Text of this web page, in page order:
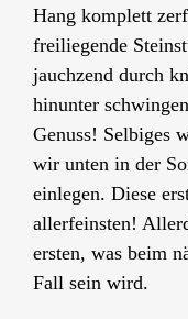
Hang komplett
freiliegende
jauchzend durch
hinunter
Genuss! Selbiges
wir unten in der
einlegen. Diese
allerfeinsten!
ersten, was beim
Fall sein wird.